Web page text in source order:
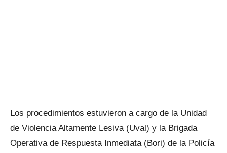
Los procedimientos estuvieron a cargo de la Unidad
de Violencia Altamente Lesiva (Uval) y la Brigada
Operativa de Respuesta Inmediata (Bori) de la Policía